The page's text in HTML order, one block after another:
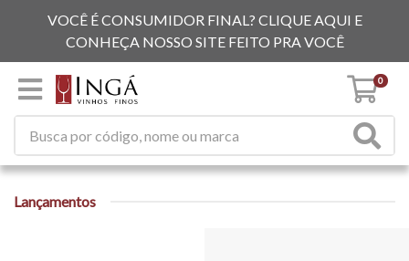
VOCÊ É CONSUMIDOR FINAL? CLIQUE AQUI E
CONHEÇA NOSSO SITE FEITO PRA VOCÊ
0
Lançamentos